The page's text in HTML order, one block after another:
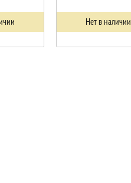
Нет в наличии